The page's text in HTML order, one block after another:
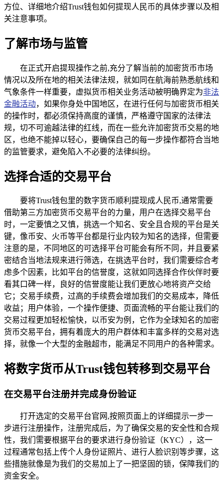
方位、详细地介绍Trust钱包如何提现人民币的具体步骤以及相
关注意事项。
了解市场与监管
在正式开启提现操作之前,充分了解当前的加密货币市场
情况以及所在地的相关法律法规，就如同在航海前熟悉航线和
气象条件一样重要，虚拟货币相关业务活动被明确界定为非法
金融活动，如果你身处中国地区，在进行任何与加密货币相关
的操作时，都必须保持高度的谨慎，严格遵守国家的法律法
规，切不可逾越法律的红线，而在一些允许加密货币交易的地
区，也绝不能掉以轻心，要确保自己的每一步操作都符合当地
的监管要求，避免陷入不必要的法律纠纷。
选择合适的交易平台
要将Trust钱包里的数字货币顺利提现成人民币,通常需要
借助第三方加密货币交易平台的力量，用户在选择交易平台
时，一定要慎之又慎，挑选一个知名、安全且合规的平台是关
键，像币安、火币等平台都是行业内较为知名的选择，但需要
注意的是，不同地区的可选择平台可能会有所不同，并且要紧
密结合当地法规来进行筛选，在挑选平台时，我们需要综合考
虑多个因素，比如平台的信誉度，这就如同选择合作伙伴时要
看其口碑一样，良好的信誉度能让我们更放心地将资产交给
它；交易手续费，过高的手续费会增加我们的交易成本，降低
收益；用户体验，一个操作便捷、页面流畅的平台能让我们的
交易过程更加轻松愉快，以币安为例，它作为全球知名的加密
货币交易平台，拥有着庞大的用户群体和丰富多样的交易对选
择，就像一个大型的金融超市，能满足不同用户的各种需求。
将数字货币从Trust钱包转移到交易平台
在交易平台注册并完成身份验证
打开选定的交易平台官网,按照页面上的详细提示一步一
步进行注册操作，注册完成后，为了确保交易的安全性和合规
性，我们需要根据平台的要求进行身份验证（KYC），这一
过程通常包括上传个人身份证照片、进行人脸识别等步骤，这
些措施就像是为我们的交易加上了一把坚固的锁，保障我们的
资金安全。